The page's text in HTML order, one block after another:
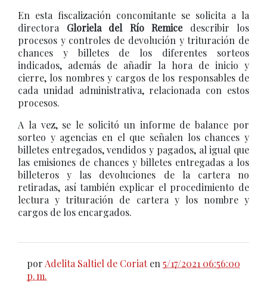
En esta fiscalización concomitante se solicita a la
directora Gloriela del Río Remicedescribir los
procesos y controles de devolución y trituración de
chances y billetes de los diferentes sorteos
indicados, además de añadir la hora de inicio y
cierre, los nombres y cargos de los responsables de
cada unidad administrativa, relacionada con estos
procesos.
A la vez, se le solicitó un informe de balance por
sorteo y agencias en el que señalen los chances y
billetes entregados, vendidos y pagados, al igual que
las emisiones de chances y billetes entregadas a los
billeteros y las devoluciones de la cartera no
retiradas, así también explicar el procedimiento de
lectura y trituración de cartera y los nombre y
cargos de los encargados.
por Adelita Saltiel de Coriat en 5/17/2021 06:56:00
p. m.